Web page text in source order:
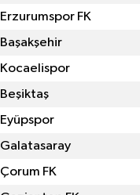
Erzurumspor FK
Başakşehir
Kocaelispor
Beşiktaş
Eyüpspor
Galatasaray
Çorum FK